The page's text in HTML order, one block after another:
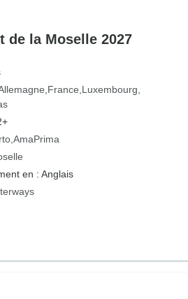
de la Moselle 2027
France Luxembourg
AmaPrima
en : Anglais